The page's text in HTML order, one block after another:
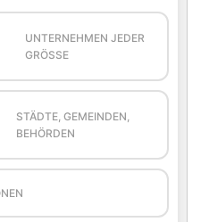
UNTERNEHMEN JEDER
GRÖSSE
STÄDTE, GEMEINDEN,
BEHÖRDEN